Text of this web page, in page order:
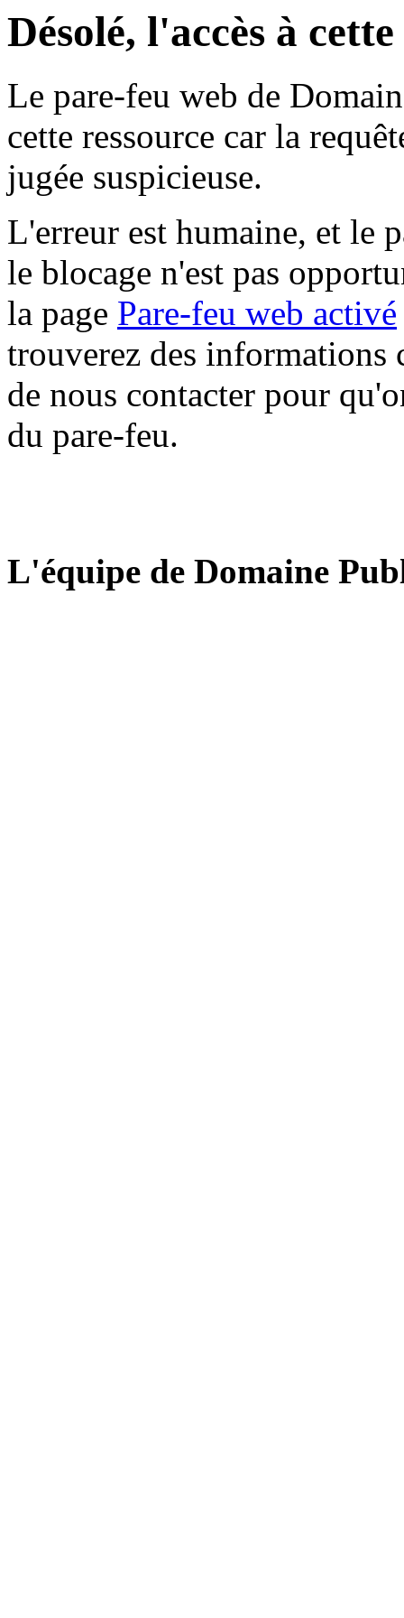
Désolé, l'accès à
Le pare-feu web de
cette ressource car la
jugée suspicieuse.
L'erreur est humaine, et le
le blocage n'est pas
la page Pare-feu web activé
trouverez des informations
de nous contacter pour
du pare-feu.
L'équipe de Domaine